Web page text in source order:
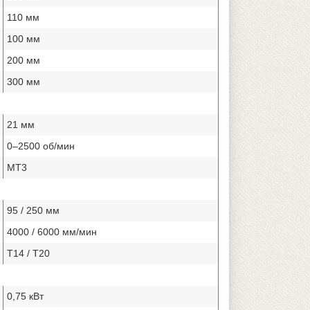
110 мм
100 мм
200 мм
300 мм
21 мм
0–2500 об/мин
МТ3
95 / 250 мм
4000 / 6000 мм/мин
T14 / T20
0,75 кВт